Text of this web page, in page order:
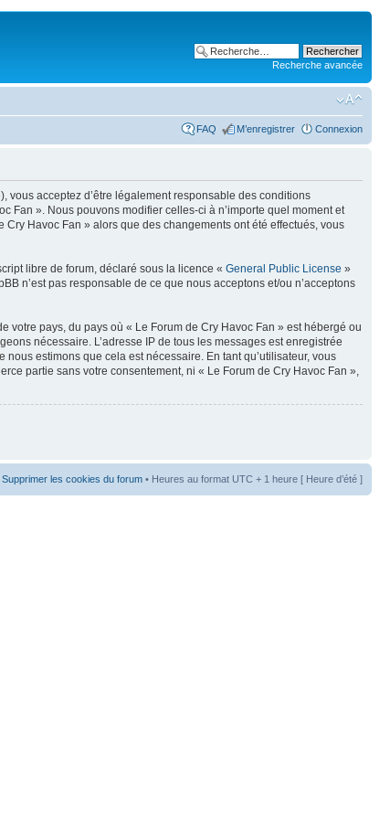
Recherche avancée
FAQ M’enregistrer Connexion
vous acceptez d’être légalement responsable des conditions
Fan ». Nous pouvons modifier celles-ci à n’importe quel moment et
Havoc Fan » alors que des changements ont été effectués, vous
libre de forum, déclaré sous la licence « General Public License »
n’est pas responsable de ce que nous acceptons et/ou n’acceptons
pays, du pays où « Le Forum de Cry Havoc Fan » est hébergé ou
nécessaire. L’adresse IP de tous les messages est enregistrée
estimons que cela est nécessaire. En tant qu’utilisateur, vous
partie sans votre consentement, ni « Le Forum de Cry Havoc Fan »,
Supprimer les cookies du forum • Heures au format UTC + 1 heure [ Heure d’été ]